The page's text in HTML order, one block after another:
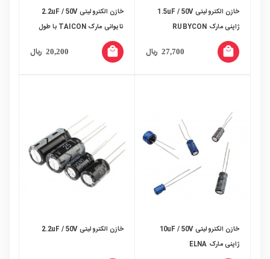
خازن الکترولیتی 1.5uF / 50V
ژاپنی مارک RUBYCON
27,700 ریال local_mall
خازن الکترولیتی 2.2uF / 50V
تایوانی مارک TAICON با طول
عمر بالا
20,200 ریال local_mall
خازن الکترولیتی 10uF / 50V
ژاپنی مارک ELNA
خازن الکترولیتی 2.2uF / 50V